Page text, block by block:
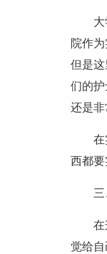
院作
但是
们的
还是非
在
西都要
在
觉给自